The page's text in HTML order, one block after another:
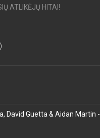
ATLIKĖJŲ HITAI!
David Guetta & Aidan Martin -